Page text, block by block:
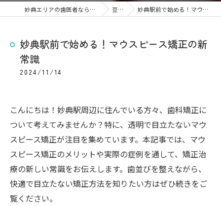
妙典エリアの歯医者なら妙典歯科Nクリニック 豆知識 妙典駅前で始める！マウスピース矯正の新常識
妙典駅前で始める！マウスピース矯正の新
常識
2024/11/14
こんにちは！妙典駅周辺に住んでいる方々、歯科矯正に
ついて考えてみませんか？特に、透明で目立たないマウ
スピース矯正が注目を集めています。本記事では、マウ
スピース矯正のメリットや実際の症例を通して、矯正治
療の新しい常識をお伝えします。歯並びを整えながら、
快適で目立たない矯正方法を知りたい方はぜひ続きをご
覧ください。